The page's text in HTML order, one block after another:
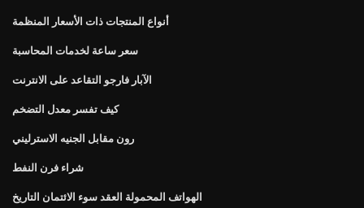
أنواع المنتجات ذات الأسعار المنظمة
سعر ساعة لخدمات المحاسبة
الآبار فارجو التقاعد على الانترنت
كيف تفسر معدل التضخم
رون مقابل الجنيه الاسترليني
شراء فرن النفط
الهواتف المحمولة العقد سوء الائتمان التاريخ